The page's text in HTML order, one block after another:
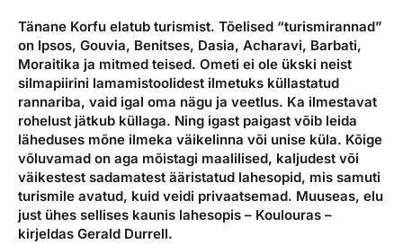
Tänane Korfu elatub turismist. Tõelised “turismirannad”
on Ipsos, Gouvia, Benitses, Dasia, Acharavi, Barbati,
Moraitika ja mitmed teised. Ometi ei ole ükski neist
silmapiirini lamamistoolidest ilmetuks küllastatud
rannariba, vaid igal oma nägu ja veetlus. Ka ilmestavat
rohelust jätkub küllaga. Ning igast paigast võib leida
läheduses mõne ilmeka väikelinna või unise küla. Kõige
võluvamad on aga mõistagi maalilised, kaljudest või
väikestest sadamatest ääristatud lahesopid, mis samuti
turismile avatud, kuid veidi privaatsemad. Muuseas, elu
just ühes sellises kaunis lahesopis – Koulouras –
kirjeldas Gerald Durrell.